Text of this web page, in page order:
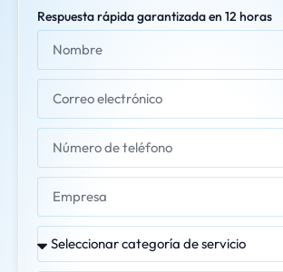
Respuesta rápida garantizada en 12 horas